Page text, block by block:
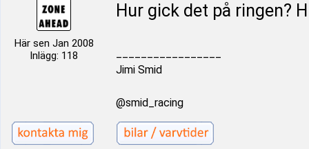
Här sen Jan 2008
Inlägg: 118
Hur gick det på ringen?
Jimi Smid
@smid_racing